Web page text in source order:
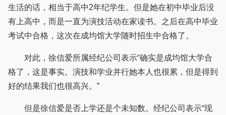
生活的话，相当于高中2年纪学生。但是她在初中毕业后没
有上高中，而是一直为演技活动在家读书。之后在高中毕业
考试中合格，这次在成均馆大学随时招生中合格了。
对此，徐信爱所属经纪公司表示“确实是成均馆大学合
格了，这是事实。演技和学业并行她本人也很累，但是得到
好的结果我们也很高兴。”
但是徐信爱是否上学还是个未知数。经纪公司表示“现